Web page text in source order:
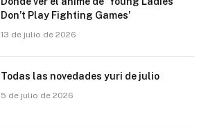
Don’t Play Fighting Games’
13 de julio de 2026
Todas las novedades yuri de julio
5 de julio de 2026